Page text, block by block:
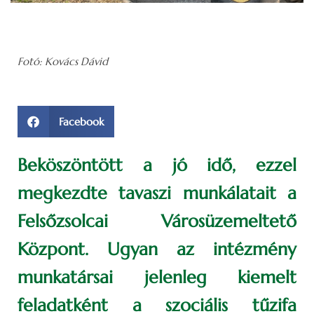
Fotó: Kovács Dávid
Facebook
Beköszöntött a jó idő, ezzel
megkezdte tavaszi munkálatait a
Felsőzsolcai Városüzemeltető
Központ. Ugyan az intézmény
munkatársai jelenleg kiemelt
feladatként a szociális tűzifa